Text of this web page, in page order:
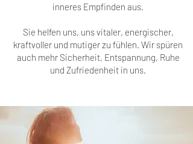
inneres Empfinden aus.
Sie helfen uns, uns vitaler, energischer,
kraftvoller und mutiger zu fühlen. Wir spüren
auch mehr Sicherheit, Entspannung, Ruhe
und Zufriedenheit in uns.